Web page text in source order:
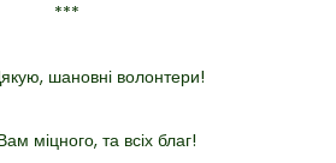
***
шановні волонтери!
міцного, та всіх благ!